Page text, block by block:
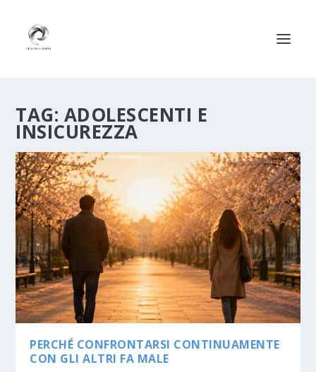
TAG: ADOLESCENTI E
INSICUREZZA
PERCHÉ CONFRONTARSI CONTINUAMENTE
CON GLI ALTRI FA MALE